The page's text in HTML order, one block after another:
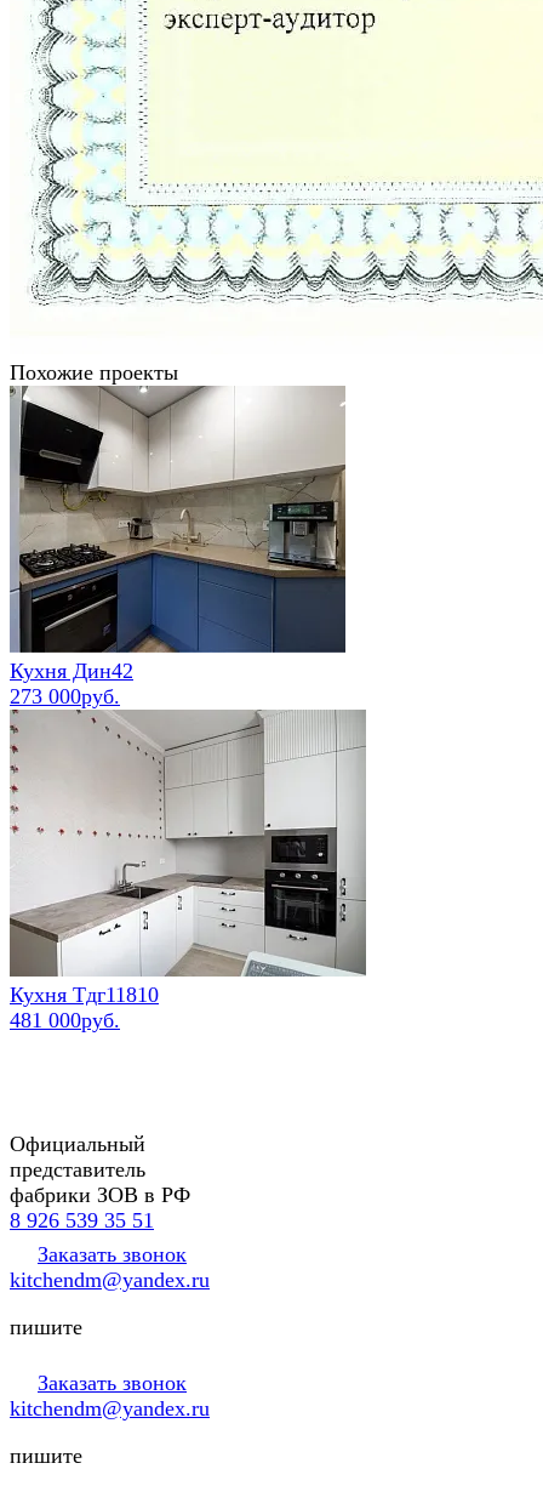
Похожие проекты
Кухня Дин42
273 000руб.
Кухня Тдг11810
481 000руб.
Официальный
представитель
фабрики ЗОВ в РФ
8 926 539 35 51
Заказать звонок
kitchendm@yandex.ru
пишите
Заказать звонок
kitchendm@yandex.ru
пишите